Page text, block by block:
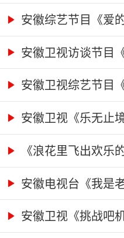
合...安徽综艺节目《爱
名、...
安徽卫视访谈节目
合...安徽卫视综艺节目
告...安徽卫视《乐无止
《浪花里飞出欢乐
冠...安徽电视台《我是
价...安徽卫视《挑战吧